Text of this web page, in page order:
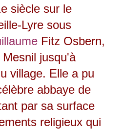
siècle sur le
Lyre sous
Fitz Osbern,
jusqu'à
village. Elle a pu
abbaye de
par sa surface
religieux qui